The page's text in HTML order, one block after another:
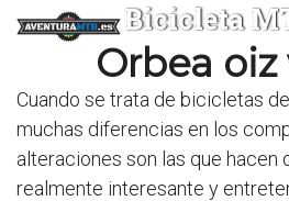
Bicicleta
Orbea
Cuando se trata de bicicletas
muchas diferencias en los
alteraciones son las que hacen
realmente interesante y